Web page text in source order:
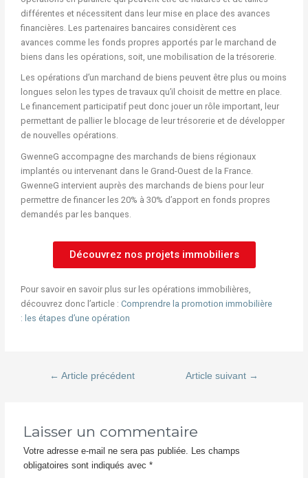
différentes et nécessitent dans leur mise en place des avances
financières. Les partenaires bancaires considèrent ces
avances comme les fonds propres apportés par le marchand de
biens dans les opérations, soit, une mobilisation de la trésorerie.
Les opérations d’un marchand de biens peuvent être plus ou moins
longues selon les types de travaux qu’il choisit de mettre en place.
Le financement participatif peut donc jouer un rôle important, leur
permettant de pallier le blocage de leur trésorerie et de développer
de nouvelles opérations.
GwenneG accompagne des marchands de biens régionaux
implantés ou intervenant dans le Grand-Ouest de la France.
GwenneG intervient auprès des marchands de biens pour leur
permettre de financer les 20% à 30% d’apport en fonds propres
demandés par les banques.
Découvrez nos projets immobiliers
Pour savoir en savoir plus sur les opérations immobilières,
découvrez donc l’article : Comprendre la promotion immobilière
: les étapes d’une opération
← Article précédent Article suivant →
Laisser un commentaire
Votre adresse e-mail ne sera pas publiée.
Les champs
obligatoires sont indiqués avec*